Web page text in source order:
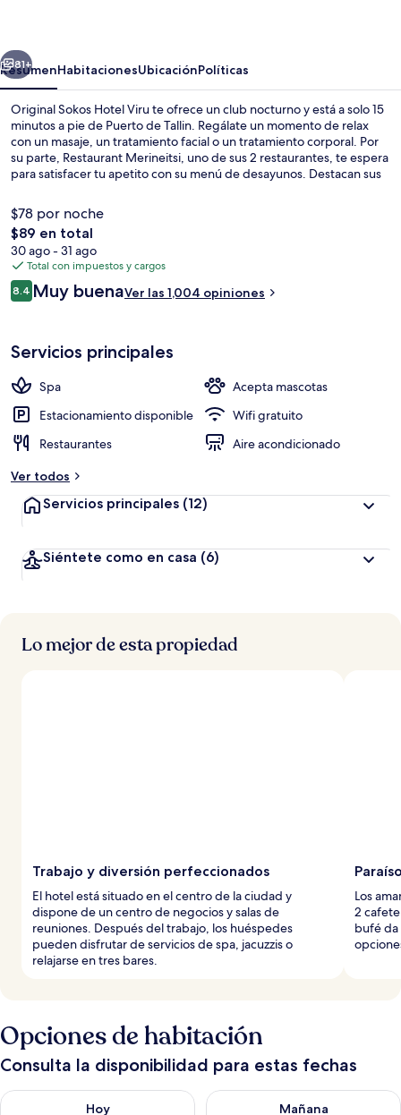
Siguiente
81+
ResumenHabitacionesUbicaciónPolíticas
Original Sokos Hotel Viru te ofrece un club nocturno y está a solo 15
minutos a pie de Puerto de Tallin. Regálate un momento de relax
con un masaje, un tratamiento facial o un tratamiento corporal. Por
su parte, Restaurant Merineitsi, uno de sus 2 restaurantes, te espera
para satisfacer tu apetito con su menú de desayunos. Destacan sus
$78 por noche
El
precio
total
es
de
$89 en total
30 ago - 31 ago
Total con impuestos y cargos
Opiniones
8.48.4 de 10,
Muy buenaVer las 1,004 opiniones
Servicios principales
Spa
Acepta mascotas
Estacionamiento disponible
Wifi gratuito
Restaurantes
Aire acondicionado
Ver todos
Servicios principales (12)
Siéntete como en casa (6)
Lo mejor de esta propiedad
Trabajo y diversión perfeccionados
El hotel está situado en el centro de la ciudad y
dispone de un centro de negocios y salas de
reuniones. Después del trabajo, los huéspedes
pueden disfrutar de servicios de spa, jacuzzis o
relajarse en tres bares.
Los
2
bufé da
Opciones de habitación
Consulta la disponibilidad para estas fechas
Hoy
Consulta la disponibilidad para hoy ago 6 - ago 7
Mañana
Consulta la disponibilidad